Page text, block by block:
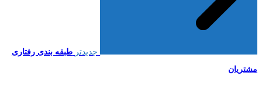
جدیدتر طبقه بندی رفتاری
مشتریان